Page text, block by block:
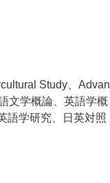
Study、Advan
文学概論、英語学概
語学研究、日英対照